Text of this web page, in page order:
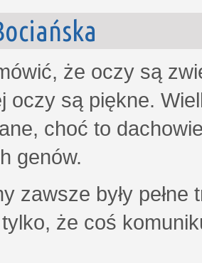
że oczy są
oczy są piękne.
choć to
genów.
zawsze były
tylko, że coś